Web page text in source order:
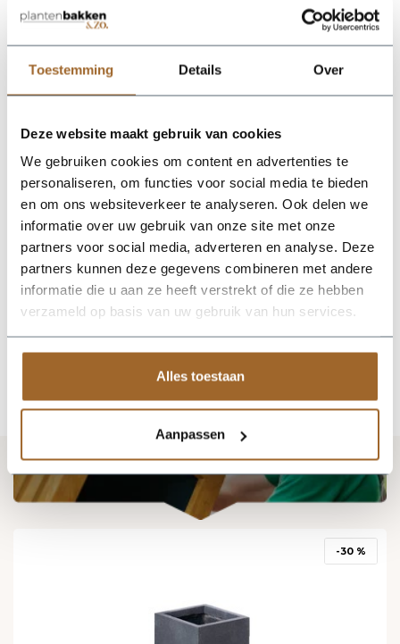
Toestemming Details Over
Deze website maakt gebruik van cookies
We gebruiken cookies om content en advertenties te
personaliseren, om functies voor social media te bieden
en om ons websiteverkeer te analyseren. Ook delen we
informatie over uw gebruik van onze site met onze
partners voor social media, adverteren en analyse. Deze
partners kunnen deze gegevens combineren met andere
informatie die u aan ze heeft verstrekt of die ze hebben
verzameld op basis van uw gebruik van hun services.
Alles toestaan
Aanpassen
Op zoek naar een vakkundige
hulp?
Neem contact op of bezoek de showroom!
Stel je vraag
-30 %